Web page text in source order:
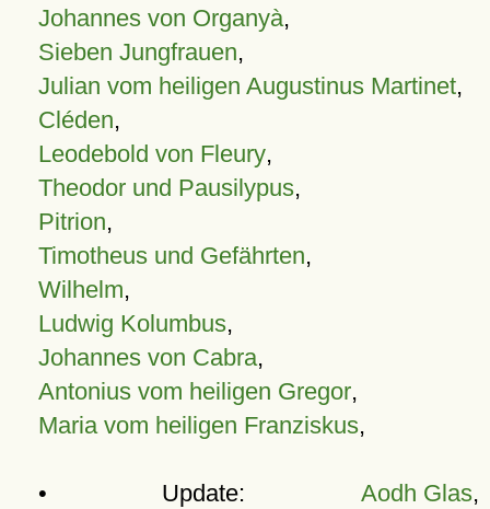
Johannes von Organyà,
Sieben Jungfrauen,
Julian vom heiligen Augustinus Martinet,
Cléden,
Leodebold von Fleury,
Theodor und Pausilypus,
Pitrion,
Timotheus und Gefährten,
Wilhelm,
Ludwig Kolumbus,
Johannes von Cabra,
Antonius vom heiligen Gregor,
Maria vom heiligen Franziskus,
• Update: Aodh Glas,